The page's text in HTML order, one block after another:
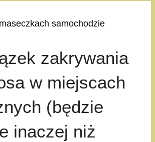
zakrywania
w miejscach
(będzie
inaczej niż